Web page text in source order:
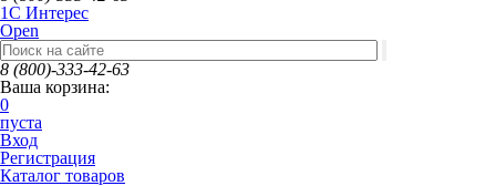
1C Интерес
Open
8 (800)-333-42-63
Ваша корзина:
0
пуста
Вход
Регистрация
Каталог товаров